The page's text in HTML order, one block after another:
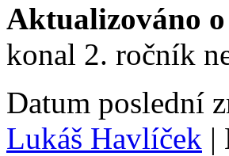
Aktualizováno
konal 2. ročník
Datum poslední
Lukáš Havlíček |